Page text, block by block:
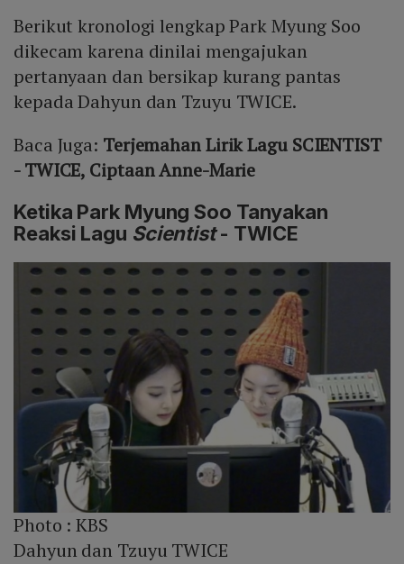
Berikut kronologi lengkap Park Myung Soo
dikecam karena dinilai mengajukan
pertanyaan dan bersikap kurang pantas
kepada Dahyun dan Tzuyu TWICE.
Baca Juga: Terjemahan Lirik Lagu SCIENTIST
- TWICE, Ciptaan Anne-Marie
Ketika Park Myung Soo Tanyakan
Reaksi Lagu Scientist- TWICE
Photo :KBS
Dahyun dan Tzuyu TWICE